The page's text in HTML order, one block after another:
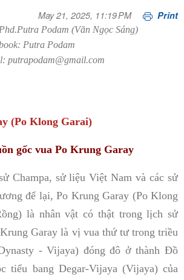
May 21, 2025, 11:19 PM
Print
Podam (Văn Ngọc Sáng)
Putra Podam
putrapodam@gmail.com
(Po Klong Garai)
gốc vua Po Krung Garay
Champa, sử liệu Việt Nam và các sử
để lại, Po Krung Garay (Po Klong
là nhân vật có thật trong lịch sử
Garay là vị vua thứ tư trong triều
- Vijaya) đóng đô ở thành Đồ
tiểu bang Degar-Vijaya (Vijaya) của